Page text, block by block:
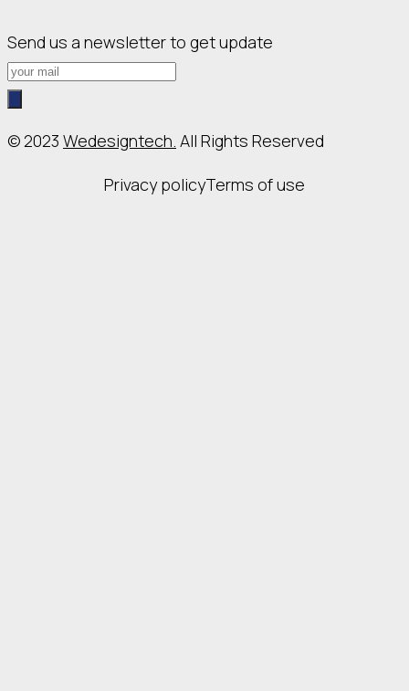
Send us a newsletter to get update
© 2023 Wedesigntech. All Rights Reserved
Privacy policyTerms of use